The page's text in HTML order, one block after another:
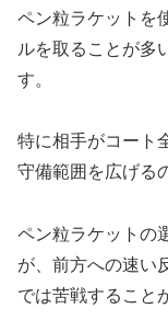
ペン粒ラケットを
ルを取ることが多
す。
特に相手がコート
守備範囲を広げる
ペン粒ラケットの
が、前方への速い
では苦戦すること